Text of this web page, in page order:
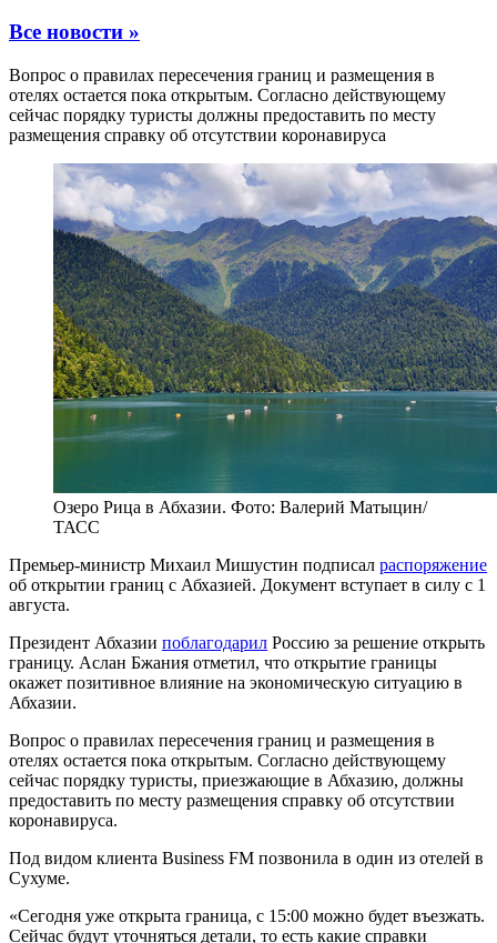
Все новости »
Вопрос о правилах пересечения границ и размещения в
отелях остается пока открытым. Согласно действующему
сейчас порядку туристы должны предоставить по месту
размещения справку об отсутствии коронавируса
Озеро Рица в Абхазии. Фото: Валерий Матыцин/
ТАСС
Премьер-министр Михаил Мишустин подписал распоряжение
об открытии границ с Абхазией. Документ вступает в силу с 1
августа.
Президент Абхазии поблагодарил Россию за решение открыть
границу. Аслан Бжания отметил, что открытие границы
окажет позитивное влияние на экономическую ситуацию в
Абхазии.
Вопрос о правилах пересечения границ и размещения в
отелях остается пока открытым. Согласно действующему
сейчас порядку туристы, приезжающие в Абхазию, должны
предоставить по месту размещения справку об отсутствии
коронавируса.
Под видом клиента Business FM позвонила в один из отелей в
Сухуме.
«Сегодня уже открыта граница, с 15:00 можно будет въезжать.
Сейчас будут уточняться детали, то есть какие справки